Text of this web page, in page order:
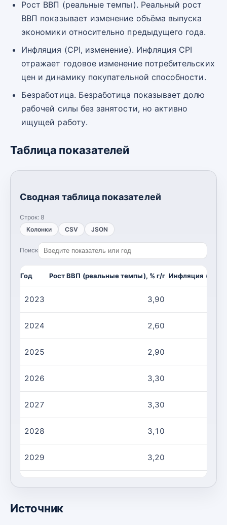
Рост ВВП (реальные темпы). Реальный рост
ВВП показывает изменение объёма выпуска
экономики относительно предыдущего года.
Инфляция (CPI, изменение). Инфляция CPI
отражает годовое изменение потребительских
цен и динамику покупательной способности.
Безработица. Безработица показывает долю
рабочей силы без занятости, но активно
ищущей работу.
Таблица показателей
Сводная таблица показателей
Строк: 8
Колонки
CSV JSON
Поиск
Год Рост ВВП (реальные темпы), % г/г Инфляция (CPI,
2023 3,90
2024 2,60
2025 2,90
2026 3,30
2027 3,30
2028 3,10
2029 3,20
Источник